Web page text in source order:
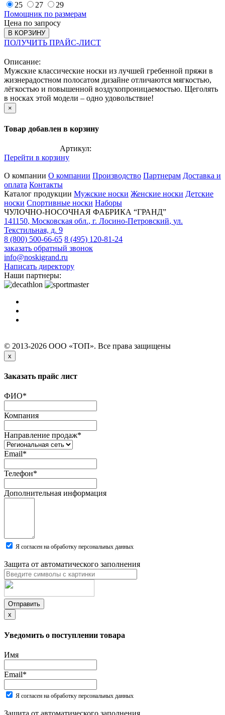
25
27
29
Помощник по размерам
Цена по запросу
В КОРЗИНУ
ПОЛУЧИТЬ ПРАЙС-ЛИСТ
Описание:
Мужские классические носки из лучшей гребенной пряжи в
жизнерадостном полосатом дизайне отличаются мягкостью,
лёгкостью и повышенной воздухопроницаемостью. Щеголять
в носках этой модели – одно удовольствие!
×
Товар добавлен в корзину
Артикул:
Перейти в корзину
О компании О компании Производство Партнерам Доставка и
оплата Контакты
Каталог продукции Мужские носки Женские носки Детские
носки Спортивные носки Наборы
ЧУЛОЧНО-НОСОЧНАЯ ФАБРИКА “ГРАНД”
141150, Московская обл., г. Лосино-Петровский, ул.
Текстильная, д. 9
8 (800) 500-66-65 8 (495) 120-81-24
заказать обратный звонок
info@noskigrand.ru
Написать директору
Наши партнеры:
© 2013-2026 ООО «ТОП». Все права защищены
x
Заказать прайс лист
ФИО*
Компания
Направление продаж*
Email*
Телефон*
Дополнительная информация
Я согласен на обработку персональных данных
Защита от автоматического заполнения
Отправить
x
Уведомить о поступлении товара
Имя
Email*
Я согласен на обработку персональных данных
Защита от автоматического заполнения